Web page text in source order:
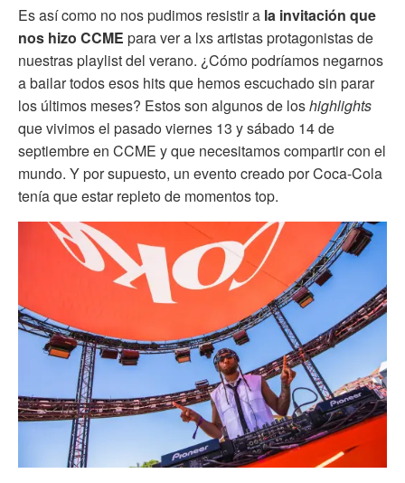
Es así como no nos pudimos resistir a la invitación que
nos hizo CCME para ver a lxs artistas protagonistas de
nuestras playlist del verano. ¿Cómo podríamos negarnos
a bailar todos esos hits que hemos escuchado sin parar
los últimos meses? Estos son algunos de loshighlights
que vivimos el pasado viernes 13 y sábado 14 de
septiembre en CCME y que necesitamos compartir con el
mundo. Y por supuesto, un evento creado por Coca-Cola
tenía que estar repleto de momentos top.